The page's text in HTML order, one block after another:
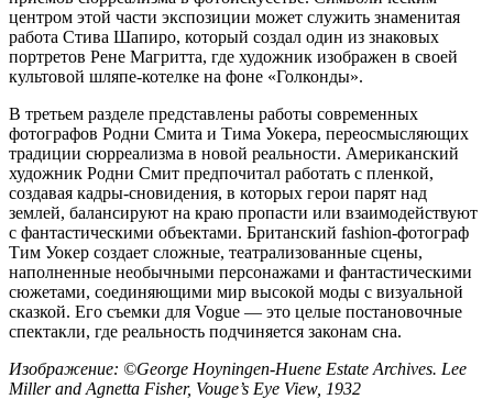
центром этой части экспозиции может служить знаменитая
работа Стива Шапиро, который создал один из знаковых
портретов Рене Магритта, где художник изображен в своей
культовой шляпе-котелке на фоне «Голконды».
В третьем разделе представлены работы современных
фотографов Родни Смита и Тима Уокера, переосмысляющих
традиции сюрреализма в новой реальности. Американский
художник Родни Смит предпочитал работать с пленкой,
создавая кадры-сновидения, в которых герои парят над
землей, балансируют на краю пропасти или взаимодействуют
с фантастическими объектами. Британский fashion-фотограф
Тим Уокер создает сложные, театрализованные сцены,
наполненные необычными персонажами и фантастическими
сюжетами, соединяющими мир высокой моды с визуальной
сказкой. Его съемки для Vogue — это целые постановочные
спектакли, где реальность подчиняется законам сна.
Изображение: ©George Hoyningen-Huene Estate Archives. Lee
Miller and Agnetta Fisher, Vouge’s Eye View, 1932